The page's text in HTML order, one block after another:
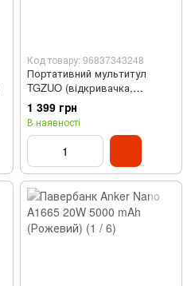
Код товару: 96837343248
Портативний мультитул
TGZUO (відкривачка,
гайковер, цвяходер,
титановий)
1 399 грн
В наявності